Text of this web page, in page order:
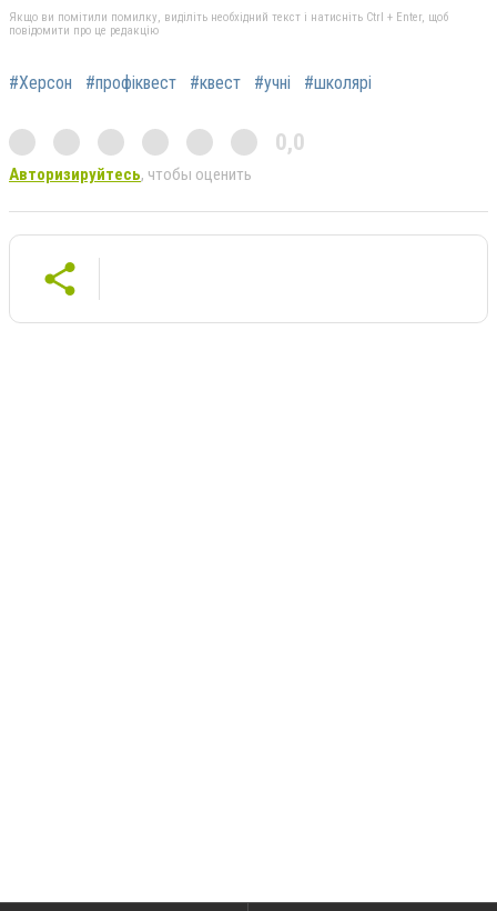
Якщо ви помітили помилку, виділіть необхідний текст і натисніть Ctrl + Enter, щоб
повідомити про це редакцію
#Херсон #профіквест #квест #учні #школярі
0,0
Авторизируйтесь, чтобы оценить